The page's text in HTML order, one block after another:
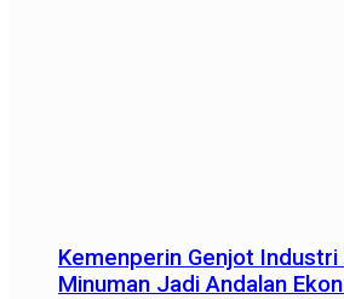
Kemenperin Genjot
Minuman Jadi Andalan